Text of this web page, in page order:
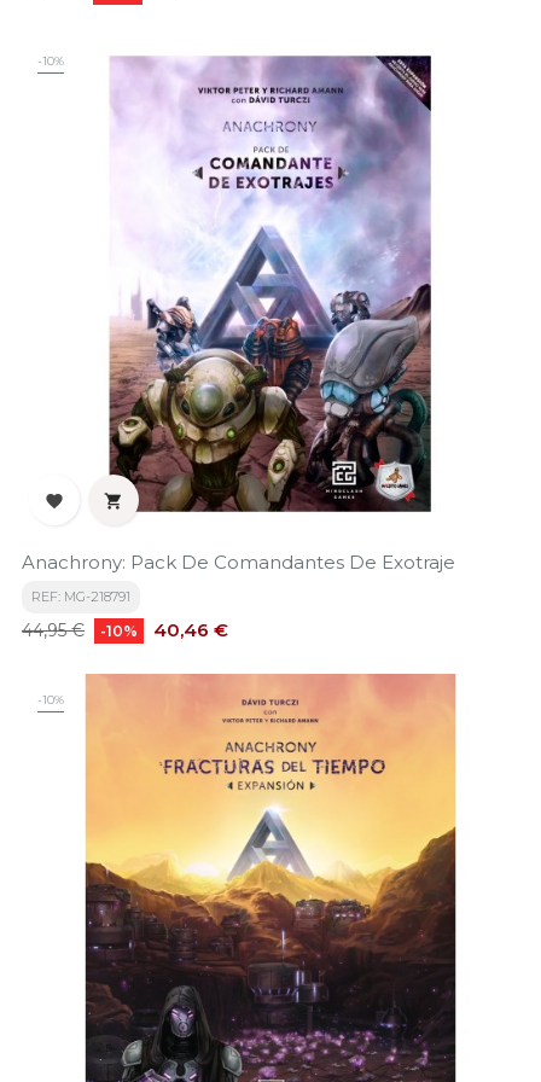
-10%
 
Anachrony: Pack De Comandantes De Exotraje
REF: MG-218791
Precio
44,95 € -10% Precio
40,46 €
-10%